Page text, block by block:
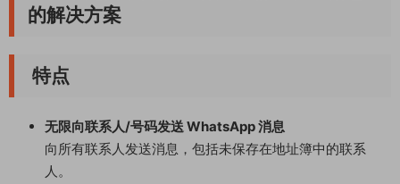
的解决方案​
特点​
无限向联系人/号码发送 WhatsApp 消息
向所有联系人发送消息，包括未保存在地址簿中的联系
人。